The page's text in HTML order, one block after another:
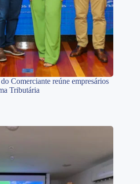
Comerciante reúne empresários
Tributária